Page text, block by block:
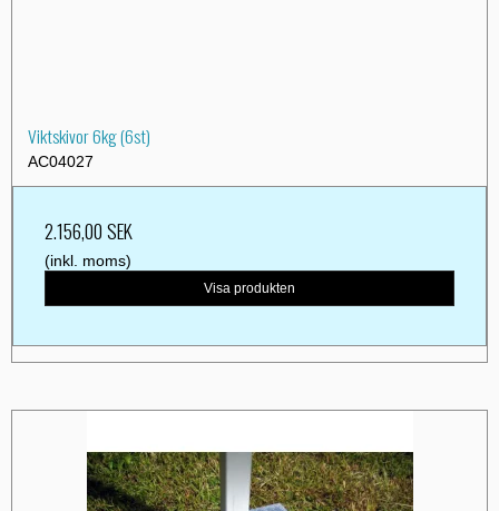
Viktskivor 6kg (6st)
AC04027
2.156,00 SEK
(inkl. moms)
Visa produkten